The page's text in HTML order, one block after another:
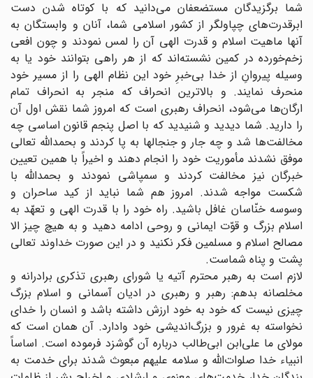
شما برگزیدگان مستضعفان می‌دانید که با کوتاه شدن دست
ابرقدرت‌های چپاولگر از کشور اسلامی شما، آنان و وابستگان به
آنها ماهیت اسلام و قدرت الهی آن را لمس نمودند و چون افعی
زخم‌خورده در کمین نشسته‌اند که از هر راهی بتوانند خود یا به
وسیله پیروانِ از خدا بی‌خبرِ خود این نظام الهی را از مسیر خود
منحرف نمایند. و بالاترین انحراف که منجر به انحراف تمام
ارگان‌ها می‌شود، انحراف رهبری است که امروز شما نقش اول آن
را دارید. شما دیدید و شنیدید که با اصل پنجم قانون اساسی چه
مخالفت‌ها شد و چه جار و جنجالها به پا کردند و بحمدالله تعالی
موفق نشدند مأموریت خود را انجام دهند و اخیراً با همین تعیین
خبرگان نیز مخالفت کردند و سمپاشی نمودند و بحمدالله با
شکست مواجه شدند. امروز هم شما نباید از کید ساحران و
وسوسه خنّاسان غافل باشید. راه خود را با قدرت الهی و تعهّد به
اسلام بزرگ و قوّت ایمانی و روحی ادامه دهید و به هیچ چیز الا
مصالح اسلام و مسلمین فکر نکنید و در این صورت خداوند تعالی
پشت و پناه شماست.
لازم است به رهبر محترم آتیه یا شورای رهبری تذکری برادرانه و
مخلصانه بدهم: رهبر و رهبری در ادیان آسمانی و اسلام بزرگ
چیزی نیست که خود به خود ارزش داشته باشد و انسان را خدای
نخواسته به غرور و بزرگ‌اندیشی خود وادارد. آن همان است که
مولای ما علی‌ابن ابی‌طالب درباره آن گوشزد فرموده است. اساساً
انبیاء خدا صلوات‌الله و سلامه علیهم مبعوث شدند برای خدمت به